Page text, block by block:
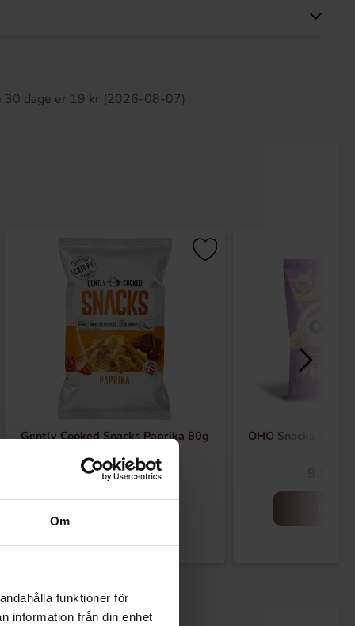
Om
funktioner för
information från din enhet
30 dage er 19 kr (2026-08-07)
Gently Cooked Snacks Paprika 80g
16.90 kr
OHO Snacks Chilli